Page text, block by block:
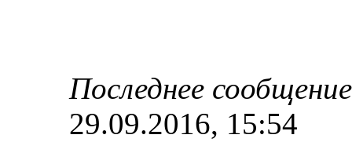
Последнее
29.09.2016, 15:54